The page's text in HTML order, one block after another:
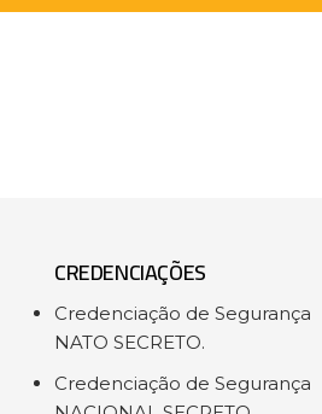
CREDENCIAÇÕES
Credenciação de Segurança
NATO SECRETO.
Credenciação de Segurança